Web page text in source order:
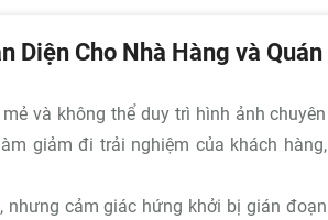
Diện Cho Nhà Hàng và Quán
và không thể duy trì hình ảnh chuyên
giảm đi trải nghiệm của khách hàng,
nhưng cảm giác hứng khởi bị gián đoạn